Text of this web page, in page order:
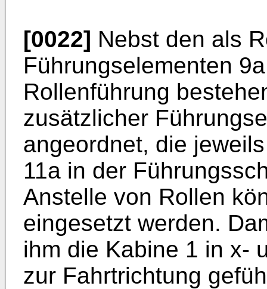
[0022] Nebst den als
Führungselementen
Rollenführung
zusätzlicher
angeordnet, die
11a in der
Anstelle von Rollen
eingesetzt werden.
ihm die Kabine 1 in x-
zur Fahrtrichtung